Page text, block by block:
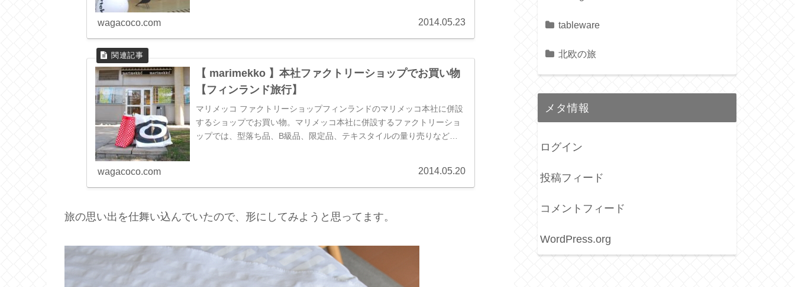
wagacoco.com 2014.05.23
【 marimekko 】本社ファクトリーショップでお買い物
【フィンランド旅行】
マリメッコ ファクトリーショップフィンランドのマリメッコ本社に併設
するショップでお買い物。マリメッコ本社に併設するファクトリーショ
ップでは、型落ち品、B級品、限定品、テキスタイルの量り売りなど
wagacoco.com 2014.05.20
旅の思い出を仕舞い込んでいたので、形にしてみようと思ってます。
tableware
北欧の旅
メタ情報
ログイン
投稿フィード
コメントフィード
WordPress.org